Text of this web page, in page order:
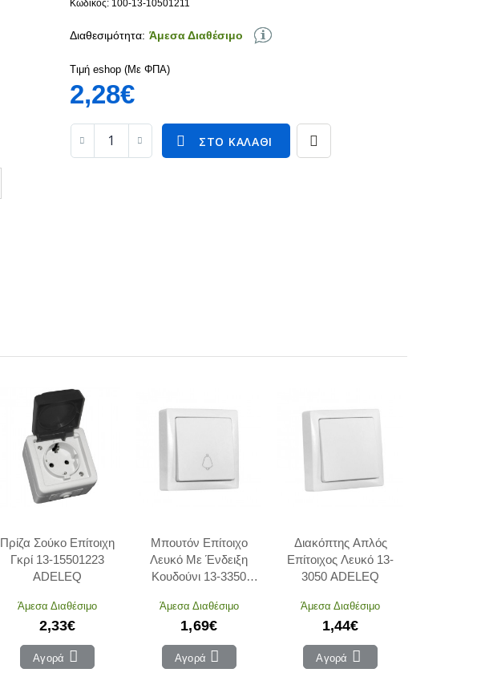
Κωδικός: 100-13-10501211
Διαθεσιμότητα: Άμεσα Διαθέσιμο
Τιμή eshop (Με ΦΠΑ)
2,28€
ΣΤΟ ΚΑΛΆΘΙ
Πρίζα Σούκο Επίτοιχη
Γκρί 13-15501223
ADELEQ
Άμεσα Διαθέσιμο
2,33€
Αγορά
Μπουτόν Επίτοιχο
Λευκό Με Ένδειξη
Κουδούνι 13-3350
Άμεσα Διαθέσιμο
1,69€
Αγορά
Διακόπτης Απλός
Επίτοιχος Λευκό 13-
3050 ADELEQ
Άμεσα Διαθέσιμο
1,44€
Αγορά